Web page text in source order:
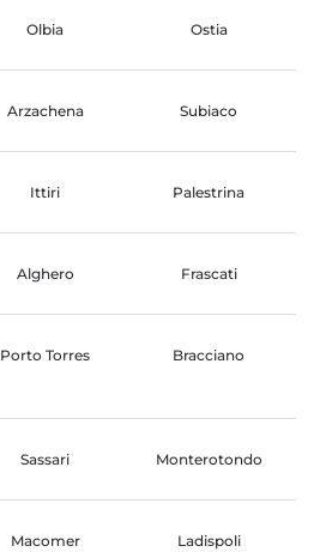
Olbia Ostia
Arzachena Subiaco
Ittiri Palestrina
Alghero Frascati
Porto Torres Bracciano
Sassari Monterotondo
Macomer Ladispoli